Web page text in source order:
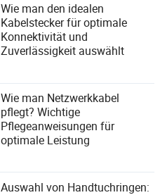
Wie man den idealen
Kabelstecker für optimale
Konnektivität und
Zuverlässigkeit auswählt
Wie man Netzwerkkabel
pflegt? Wichtige
Pflegeanweisungen für
optimale Leistung
Auswahl von Handtuchringen: